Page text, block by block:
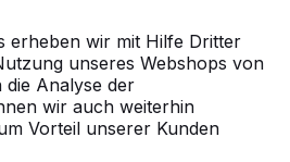
erheben wir mit Hilfe Dritter
unseres Webshops von
Analyse der
wir auch weiterhin
Vorteil unserer Kunden
Bänke und
Beton.